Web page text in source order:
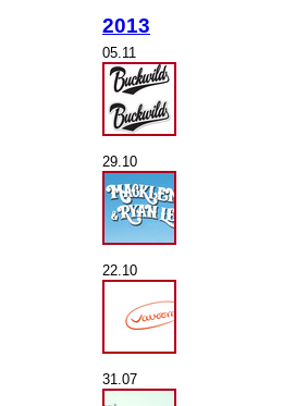
2013
05.11
29.10
22.10
31.07